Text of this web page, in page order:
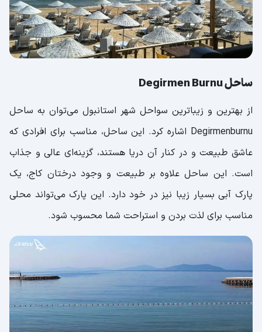
ساحل Degirmen Burnu
از بهترین و زیباترین سواحل شهر استانبول می‌توان به ساحل
Degirmenburnu اشاره کرد. این ساحل، مناسب برای افرادی که
عاشق طبیعت و در کنار آن دریا هستند، گزینه‌ای عالی و جذاب
است. این ساحل علاوه بر طبیعت و وجود درختان کاج، یک
پارک آبی بسیار زیبا نیز در خود دارد. این پارک می‌تواند محلی
مناسب برای لذت بردن و استراحت شما محسوب شود.